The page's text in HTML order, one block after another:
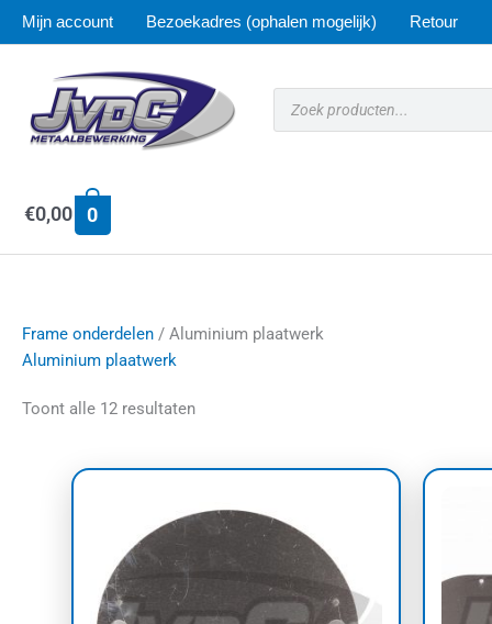
Mijn account Bezoekadres (ophalen mogelijk) Retour
zoeken
€0,00 0
Frame onderdelen / Aluminium plaatwerk
Aluminium plaatwerk
Toont alle 12 resultaten